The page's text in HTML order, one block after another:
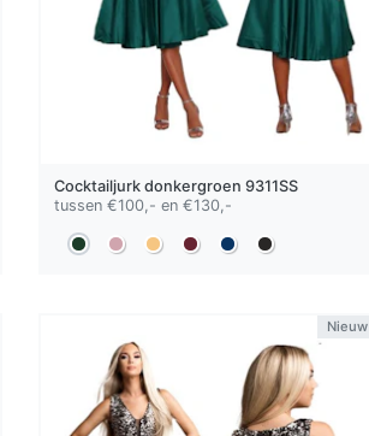
Cocktailjurk donkergroen 9311SS
tussen €100,- en €130,-
Nieuw